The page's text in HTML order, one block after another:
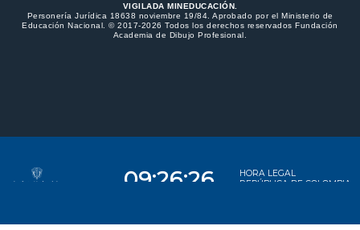
VIGILADA MINEDUCACIÓN.
Personería Jurídica 18638 noviembre 19/84. Aprobado por el Ministerio de
Educación Nacional. © 2017-2026 Todos los derechos reservados Fundación
Academia de Dibujo Profesional.